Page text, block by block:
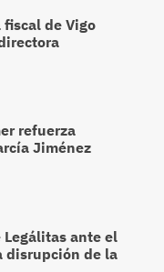
fiscal de Vigo
refuerza
Jiménez
ante el
disrupción de la